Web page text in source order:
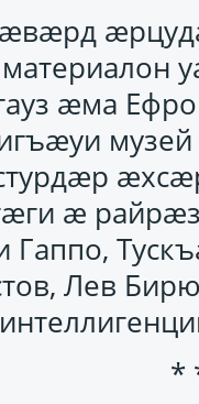
ӕма
ӕ
Гаппо,
Лев
*